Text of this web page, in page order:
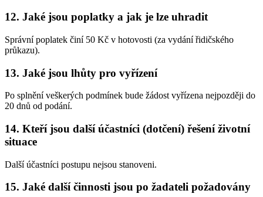
12. Jaké jsou poplatky a jak je lze uhradit
Správní poplatek činí 50 Kč v hotovosti (za vydání řidičského
průkazu).
13. Jaké jsou lhůty pro vyřízení
Po splnění veškerých podmínek bude žádost vyřízena nejpozději do
20 dnů od podání.
14. Kteří jsou další účastníci (dotčení) řešení životní
situace
Další účastníci postupu nejsou stanoveni.
15. Jaké další činnosti jsou po žadateli požadovány